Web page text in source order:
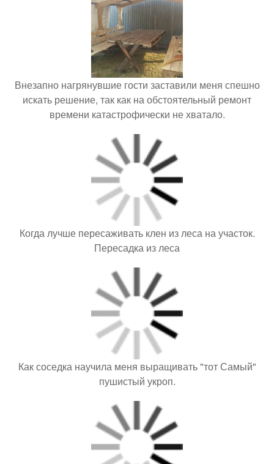
Внезапно нагрянувшие гости заставили меня спешно
искать решение, так как на обстоятельный ремонт
времени катастрофически не хватало.
Когда лучше пересаживать клен из леса на участок.
Пересадка из леса
Как соседка научила меня выращивать "тот Самый"
пушистый укроп.